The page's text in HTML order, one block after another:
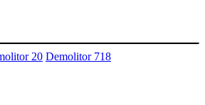
20 Demolitor 718